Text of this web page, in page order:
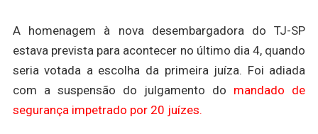
A homenagem à nova desembargadora do TJ-SP
estava prevista para acontecer no último dia 4, quando
seria votada a escolha da primeira juíza. Foi adiada
com a suspensão do julgamento do mandado de
segurança impetrado por 20 juízes.